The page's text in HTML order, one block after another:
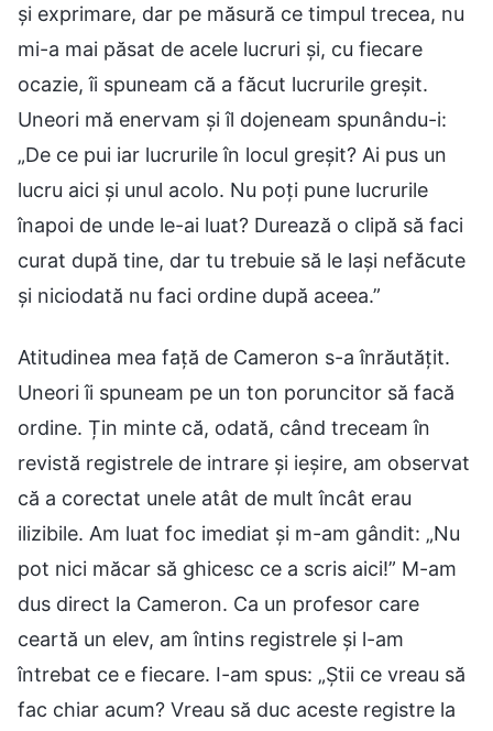
și exprimare, dar pe măsură ce timpul trecea, nu
mi-a mai păsat de acele lucruri și, cu fiecare
ocazie, îi spuneam că a făcut lucrurile greșit.
Uneori mă enervam și îl dojeneam spunându-i:
„De ce pui iar lucrurile în locul greșit? Ai pus un
lucru aici și unul acolo. Nu poți pune lucrurile
înapoi de unde le-ai luat? Durează o clipă să faci
curat după tine, dar tu trebuie să le lași nefăcute
și niciodată nu faci ordine după aceea.”
Atitudinea mea față de Cameron s-a înrăutățit.
Uneori îi spuneam pe un ton poruncitor să facă
ordine. Țin minte că, odată, când treceam în
revistă registrele de intrare și ieșire, am observat
că a corectat unele atât de mult încât erau
ilizibile. Am luat foc imediat și m-am gândit: „Nu
pot nici măcar să ghicesc ce a scris aici!” M-am
dus direct la Cameron. Ca un profesor care
ceartă un elev, am întins registrele și l-am
întrebat ce e fiecare. I-am spus: „Știi ce vreau să
fac chiar acum? Vreau să duc aceste registre la